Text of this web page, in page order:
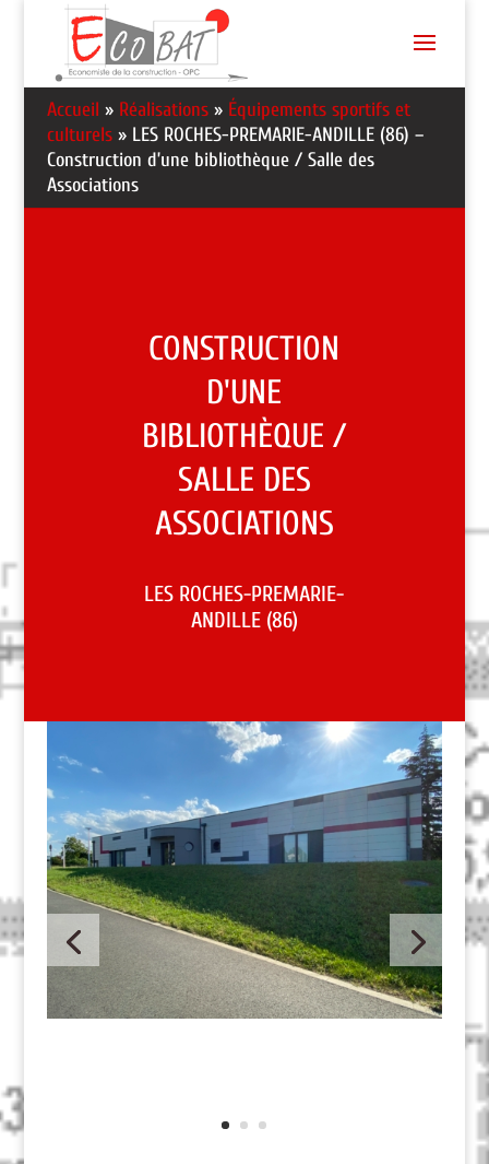
Accueil » Réalisations» Équipements sportifs et
culturels» LES ROCHES-PREMARIE-ANDILLE (86) –
Construction d’une bibliothèque / Salle des
Associations
CONSTRUCTION
D'UNE
BIBLIOTHÈQUE /
SALLE DES
ASSOCIATIONS
LES ROCHES-PREMARIE-
ANDILLE (86)